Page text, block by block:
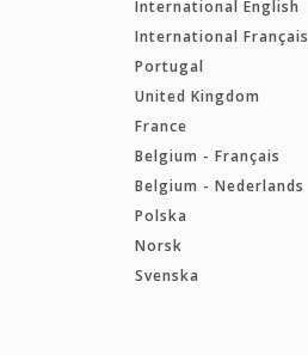
International English
International Français
Portugal
United Kingdom
France
Belgium - Français
Belgium - Nederlands
Polska
Norsk
Svenska